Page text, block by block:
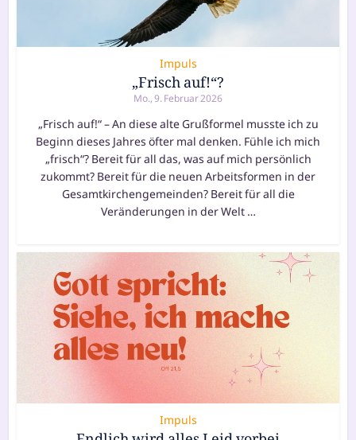
Impuls
„Frisch auf!“?
Mo., 9. Februar 2026
„Frisch auf!“ – An die­se alte Grußformel muss­te ich zu
Beginn die­ses Jahres öfter mal den­ken. Fühle ich mich
„frisch“? Bereit für all das, was auf mich per­sön­lich
zukommt? Bereit für die neu­en Arbeitsformen in der
Gesamtkirchengemeinden? Bereit für all die
Veränderungen in der Welt …
Impuls